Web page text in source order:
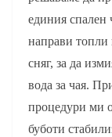
единия спален
направи топли
сняг, за да
вода за чая.
процедури ми
буботи